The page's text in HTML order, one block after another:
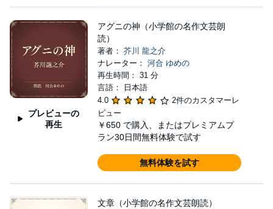
プレビューの
再生
アグニの神（小学館の名作文芸朗
読）
著者： 芥川 龍之介
ナレーター： 河合 ゆめの
再生時間： 31 分
言語： 日本語
4.0
2件のカスタマーレ
ビュー
￥650 で購入、またはプレミアムプ
ラン30日間無料体験で試す
無料体験を試す
文章（小学館の名作文芸朗読）